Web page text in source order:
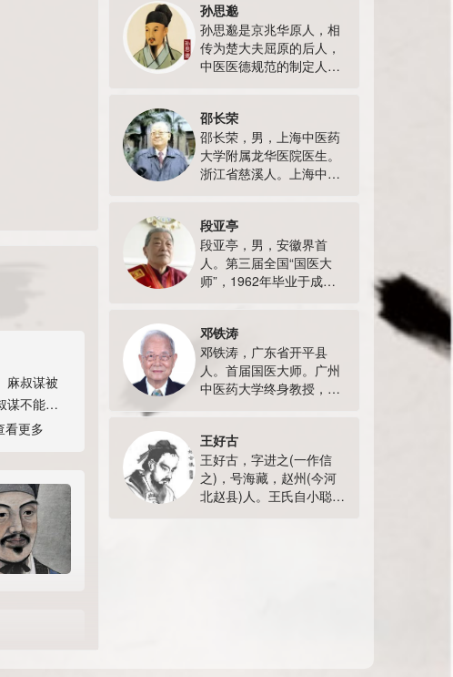
麻叔谋被
谋不能正
游…
看更多
海市中医文献…
初期，是金元时期的著名
医家，与张子和、朱震
亨、李杲合称为金元四大
家，是河间学派的创始
从未中断，学识渊…
孙思邈
孙思邈是京兆华原人，相
传为楚大夫屈原的后人，
中医医德规范的制定人，
中医学界被尊为“药王”。
他生于西魏大统七年，卒
于唐代永淳元年，享年
141岁，是中国历史上著
山、下江洲…
邵长荣
邵长荣，男，上海中医药
大学附属龙华医院医生。
浙江省慈溪人。上海中医
师。1995年评为上海市名
中医，全国第二批老中医
药专家学术经验继承班导
师。邵老发表论文数篇，
气功能的影…
段亚亭
段亚亭，男，安徽界首
人。第三届全国“国医大
师”，1962年毕业于成都
市中医院院长、重庆市针
灸推拿研究所所长、重庆
市政协委员、 四川省中医
学会常务理事、重庆市中
副会长、 …
邓铁涛
邓铁涛，广东省开平县
人。首届国医大师。广州
中医药大学终身教授，博
师，广东省名老中医，内
科专家。2009年7月1日，
93岁的邓铁涛教授被人力
资源和社会保障部、卫生
王好古
王好古，字进之(一作信
之)，号海藏，赵州(今河
北赵县)人。王氏自小聪明